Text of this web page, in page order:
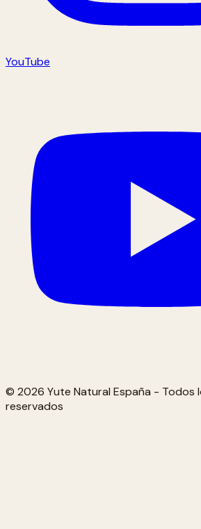
YouTube
© 2026 Yute Natural España - Todos
reservados